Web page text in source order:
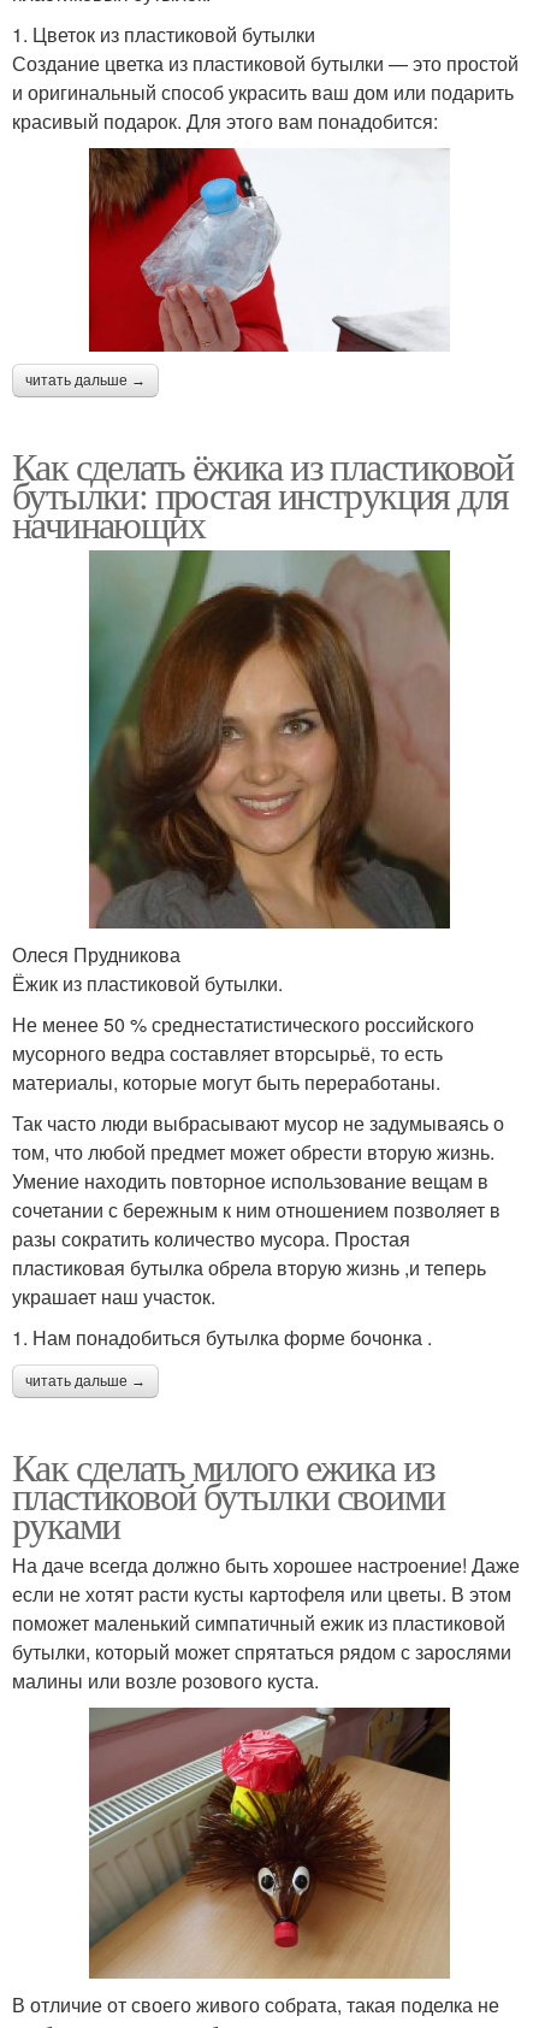
1. Цветок из пластиковой бутылки
Создание цветка из пластиковой бутылки — это простой
и оригинальный способ украсить ваш дом или подарить
красивый подарок. Для этого вам понадобится:
читать дальше →
Как сделать ёжика из пластиковой
бутылки: простая инструкция для
начинающих
Олеся Прудникова
Ёжик из пластиковой бутылки.
Не менее 50 % среднестатистического российского
мусорного ведра составляет вторсырьё, то есть
материалы, которые могут быть переработаны.
Так часто люди выбрасывают мусор не задумываясь о
том, что любой предмет может обрести вторую жизнь.
Умение находить повторное использование вещам в
сочетании с бережным к ним отношением позволяет в
разы сократить количество мусора. Простая
пластиковая бутылка обрела вторую жизнь ,и теперь
украшает наш участок.
1. Нам понадобиться бутылка форме бочонка .
читать дальше →
Как сделать милого ежика из
пластиковой бутылки своими
руками
На даче всегда должно быть хорошее настроение! Даже
если не хотят расти кусты картофеля или цветы. В этом
поможет маленький симпатичный ежик из пластиковой
бутылки, который может спрятаться рядом с зарослями
малины или возле розового куста.
В отличие от своего живого собрата, такая поделка не